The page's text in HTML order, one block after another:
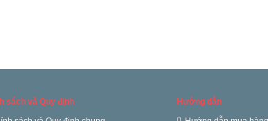
sách và Quy định
Hướng dẫn